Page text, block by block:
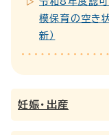
模保育の空き
新）
妊娠・出産